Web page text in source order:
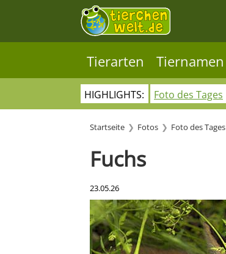
Tierarten Tiernamen
HIGHLIGHTS: Foto des Tages
Startseite Fotos Foto des Tages
Fuchs
23.05.26